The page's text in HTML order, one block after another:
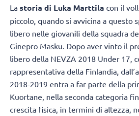
La storia di Luka Marttila con il
piccolo, quando si avvicina a questo
libero nelle giovanili della squadra
Ginepro Masku. Dopo aver vinto il
libero della NEVZA 2018 Under 17,
rappresentativa della Finlandia,
2018-2019 entra a far parte della
Kuortane, nella seconda categoria
crescita fisica, in termini di altezza,